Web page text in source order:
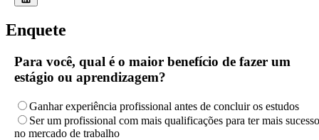
Enquete
Para você, qual é o maior benefício de fazer um
estágio ou aprendizagem?
Ganhar experiência profissional antes de concluir os estudos
Ser um profissional com mais qualificações para ter mais sucesso
no mercado de trabalho